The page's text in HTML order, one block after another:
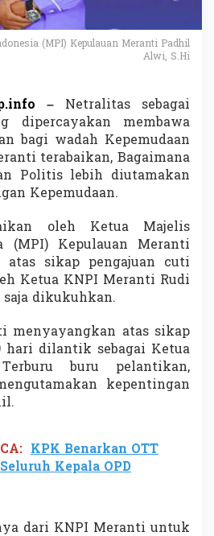
M
e
r
t
i
,
K
e
t
M
I
:
K
r
u
d
a
y
a
w
(MPI) Kepulauan Meranti Padhil
Alwi, S.Hi
– Netralitas sebagai
dipercayakan membawa
bagi wadah Kepemudaan
terabaikan, Bagaimana
Politis lebih diutamakan
Kepemudaan.
oleh Ketua Majelis
(MPI) Kepulauan Meranti
sikap pengajuan cuti
Ketua KNPI Meranti Rudi
dikukuhkan.
menyayangkan atas sikap
hari dilantik sebagai Ketua
buru pelantikan,
kepentingan
KPK Benarkan OTT
Kepala OPD
dari KNPI Meranti untuk